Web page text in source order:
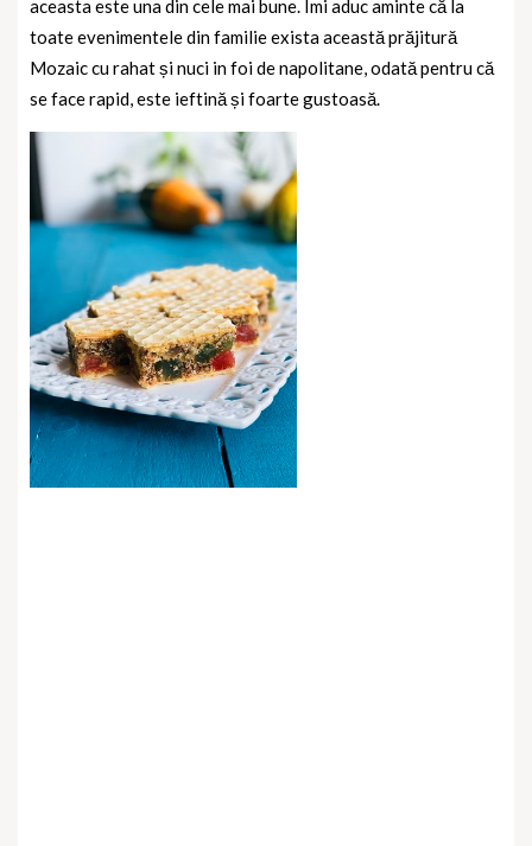
aceasta este una din cele mai bune. Îmi aduc aminte că la
toate evenimentele din familie exista această prăjitură
Mozaic cu rahat și nuci in foi de napolitane, odată pentru că
se face rapid, este ieftină și foarte gustoasă.